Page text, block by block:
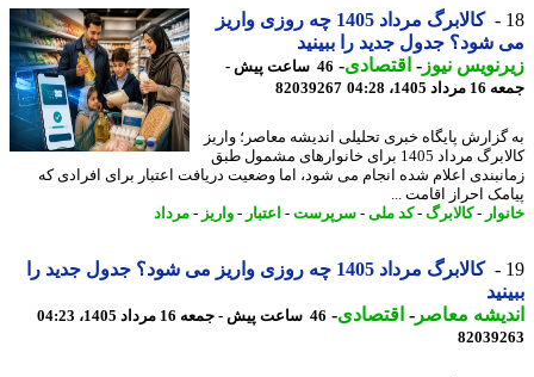
کالابرگ مرداد 1405 چه روزی واریز
شود؟ جدول جدید را ببینید
نیوز-اقتصادی-
46 ساعت پیش -
04:28
82039267
پایگاه خبری تحلیلی اندیشه معاصر؛ واریز
کالابرگ مرداد 1405 برای خانوارهای مشمول طبق
اعلام شده انجام می شود، اما وضعیت دریافت اعتبار برای افرادی که
احراز اقامت ...
-کالابرگ- کد ملی -سرپرست -اعتبار-واریز- مرداد
کالابرگ مرداد 1405 چه روزی واریز می شود؟ جدول جدید را
معاصر-اقتصادی-46 ساعت پیش - جمعه 16 مرداد 1405، 04:23